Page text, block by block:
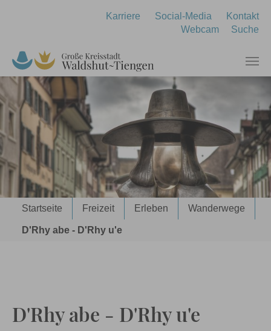
Karriere
Social-Media
Kontakt
Webcam
Suche
Sie sind hier:
Startseite Freizeit Erleben Wanderwege
D'Rhy abe - D'Rhy u'e
D'Rhy abe - D'Rhy u'e